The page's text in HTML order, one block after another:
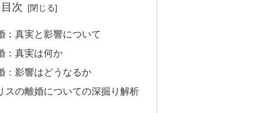
目次
：真実と影響について
：真実は何か
：影響はどうなるか
スの離婚についての深掘り解析